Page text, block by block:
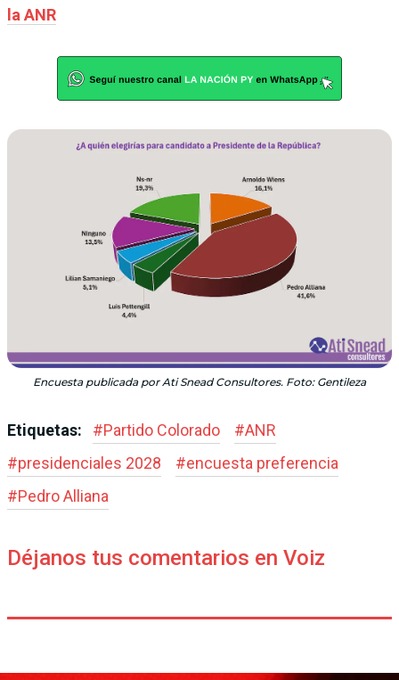
la ANR
Encuesta publicada por Ati Snead Consultores. Foto: Gentileza
Etiquetas: #Partido Colorado #ANR
#presidenciales 2028 #encuesta preferencia
#Pedro Alliana
Déjanos tus comentarios en Voiz